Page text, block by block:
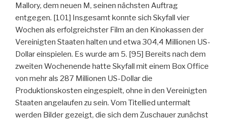
Mallory, dem neuen M, seinen nächsten Auftrag
entgegen. [101] Insgesamt konnte sich Skyfall vier
Wochen als erfolgreichster Film an den Kinokassen der
Vereinigten Staaten halten und etwa 304,4 Millionen US-
Dollar einspielen. Es wurde am 5. [95] Bereits nach dem
zweiten Wochenende hatte Skyfall mit einem Box Office
von mehr als 287 Millionen US-Dollar die
Produktionskosten eingespielt, ohne in den Vereinigten
Staaten angelaufen zu sein. Vom Titellied untermalt
werden Bilder gezeigt, die sich dem Zuschauer zunächst